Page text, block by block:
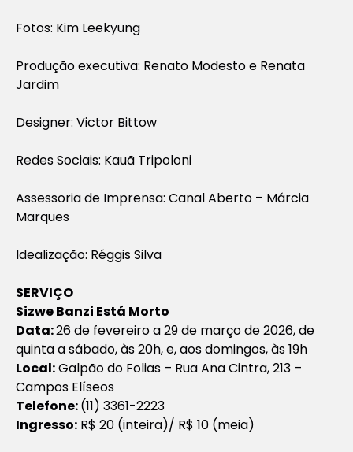
Fotos: Kim Leekyung
Produção executiva: Renato Modesto e Renata
Jardim
Designer: Victor Bittow
Redes Sociais: Kauã Tripoloni
Assessoria de Imprensa: Canal Aberto – Márcia
Marques
Idealização: Réggis Silva
SERVIÇO
Sizwe Banzi Está Morto
Data:26 de fevereiro a 29 de março de 2026, de
quinta a sábado, às 20h, e, aos domingos, às 19h
Local:Galpão do Folias – Rua Ana Cintra, 213 –
Campos Elíseos
Telefone:(11) 3361-2223
Ingresso: R$ 20 (inteira)/ R$ 10 (meia)